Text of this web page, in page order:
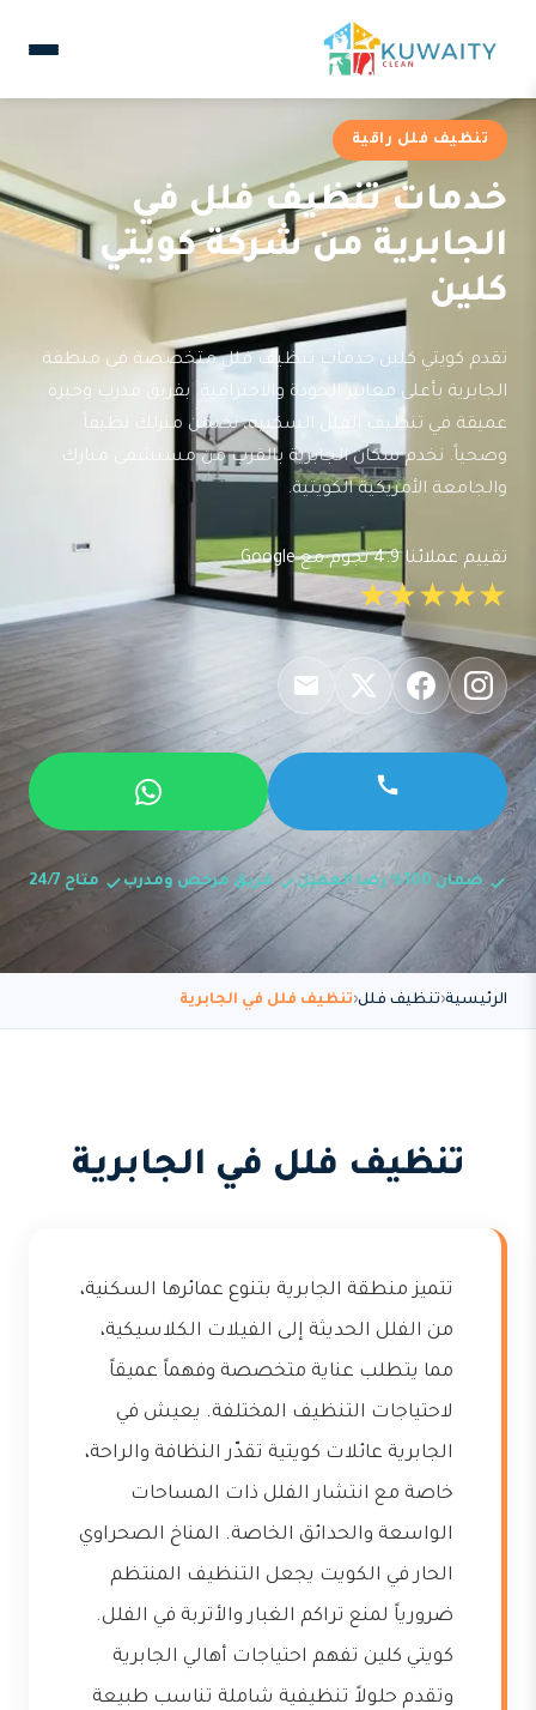
تنظيف فلل راقية
خدمات تنظيف فلل في
الجابرية من شركة كويتي
كلين
تقدم كويتي كلين خدمات تنظيف فلل متخصصة في منطقة
الجابرية بأعلى معايير الجودة والاحترافية. بفريق مدرب وخبرة
عميقة في تنظيف الفلل السكنية، نضمن منزلك نظيفاً
وصحياً. نخدم سكان الجابرية بالقرب من مستشفى مبارك
والجامعة الأمريكية الكويتية.
تقييم عملائنا 4.9 نجوم مع Google
★★★★★
ضمان 100% رضا العميل فريق مرخص ومدرب متاح 24/7
الرئيسية تنظيف فلل تنظيف فلل في الجابرية
تنظيف فلل في الجابرية
تتميز منطقة الجابرية بتنوع عمائرها السكنية،
من الفلل الحديثة إلى الفيلات الكلاسيكية،
مما يتطلب عناية متخصصة وفهماً عميقاً
لاحتياجات التنظيف المختلفة. يعيش في
الجابرية عائلات كويتية تقدّر النظافة والراحة،
خاصة مع انتشار الفلل ذات المساحات
الواسعة والحدائق الخاصة. المناخ الصحراوي
الحار في الكويت يجعل التنظيف المنتظم
ضرورياً لمنع تراكم الغبار والأتربة في الفلل.
كويتي كلين تفهم احتياجات أهالي الجابرية
وتقدم حلولاً تنظيفية شاملة تناسب طبيعة